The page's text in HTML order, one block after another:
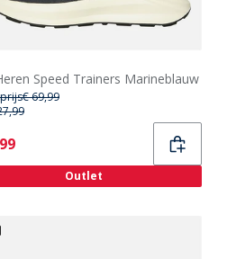
Speed Trainers Marineblauw
€ 69,99
Outlet